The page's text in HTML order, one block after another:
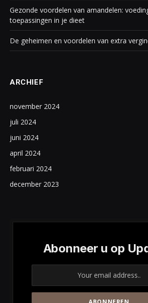
Gezonde voordelen van amandelen:
toepassingen in je dieet
De geheimen en voordelen van extra
ARCHIEF
november 2024
juli 2024
juni 2024
april 2024
februari 2024
december 2023
Abonneer u op